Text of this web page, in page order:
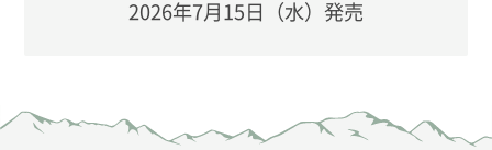
2026年7月15日（水）発売